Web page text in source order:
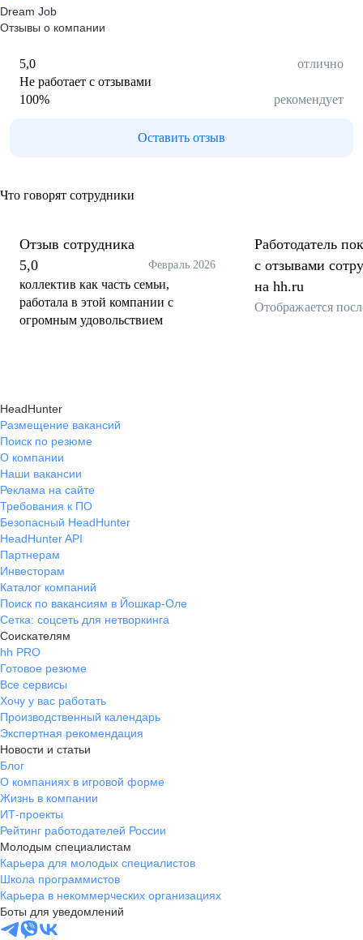
Dream Job
Отзывы о компании
5,0
отлично
Не работает с отзывами
100% рекомендует
Оставить отзыв
Что говорят сотрудники
Отзыв сотрудника
5,0
Февраль 2026
коллектив как часть семьи,
работала в этой компании с
огромным удовольствием
Работодатель
с отзывами
на hh.ru
Отображается
HeadHunter
Размещение вакансий
Поиск по резюме
О компании
Наши вакансии
Реклама на сайте
Требования к ПО
Безопасный HeadHunter
HeadHunter API
Партнерам
Инвесторам
Каталог компаний
Поиск по вакансиям в Йошкар-Оле
Сетка: соцсеть для нетворкинга
Соискателям
hh PRO
Готовое резюме
Все сервисы
Хочу у вас работать
Производственный календарь
Экспертная рекомендация
Новости и статьи
Блог
О компаниях в игровой форме
Жизнь в компании
ИТ-проекты
Рейтинг работодателей России
Молодым специалистам
Карьера для молодых специалистов
Школа программистов
Карьера в некоммерческих организациях
Боты для уведомлений